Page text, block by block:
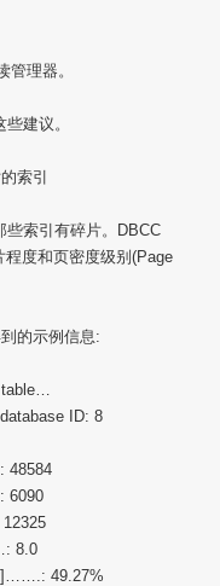
理器。
建议。
索引
些索引有碎片。DBCC
度和页密度级别(Page
的示例信息:
table…
ID: 8
8.0
49.27%